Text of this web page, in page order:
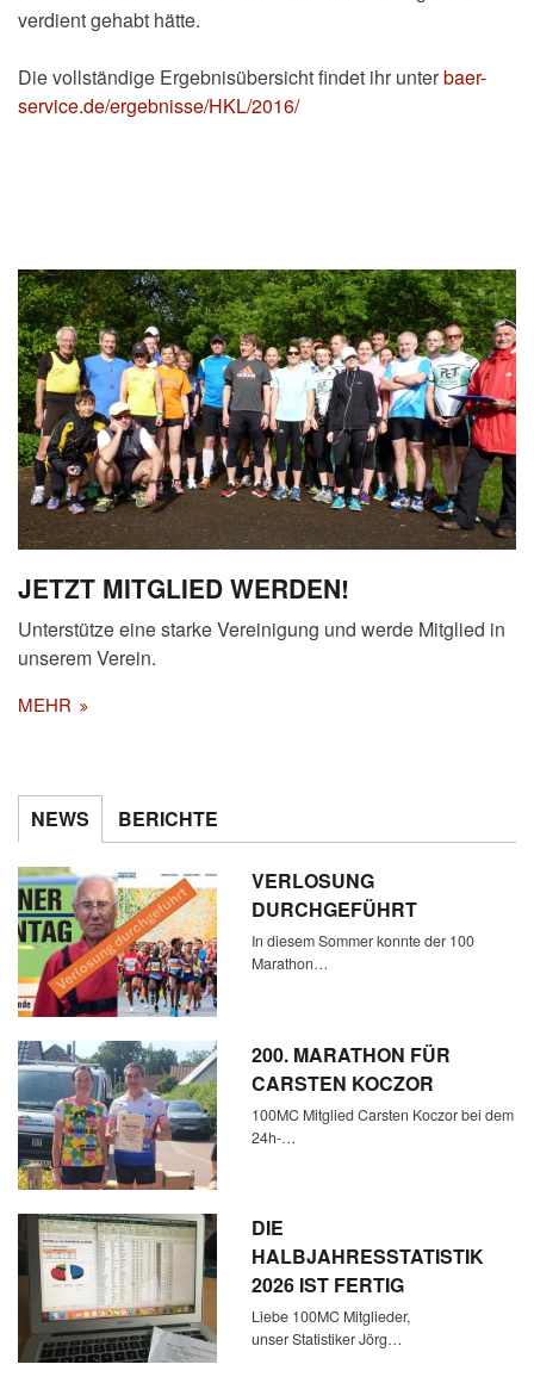
verdient gehabt hätte.
Die vollständige Ergebnisübersicht findet ihr unterbaer-
service.de/ergebnisse/HKL/2016/
JETZT MITGLIED WERDEN!
Unterstütze eine starke Vereinigung und werde Mitglied in
unserem Verein.
MEHR
NEWS BERICHTE
VERLOSUNG
DURCHGEFÜHRT
In diesem Sommer konnte der 100
Marathon…
200. MARATHON FÜR
CARSTEN KOCZOR
100MC Mitglied Carsten Koczor bei dem
24h-…
DIE
HALBJAHRESSTATISTIK
2026 IST FERTIG
Liebe 100MC Mitglieder,
unser Statistiker Jörg…